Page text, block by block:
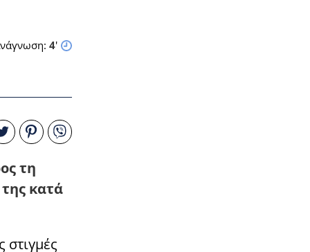
4'
τη
κατά
στιγμές